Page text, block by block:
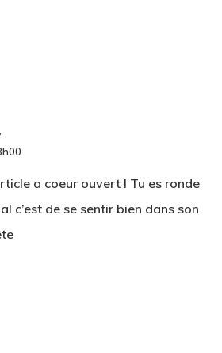
a coeur ouvert ! Tu es ronde
c’est de se sentir bien dans son